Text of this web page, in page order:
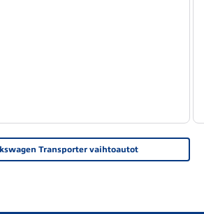
Transporter vaihtoautot